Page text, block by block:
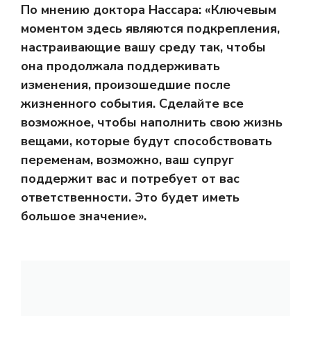
По мнению доктора Нассара: «Ключевым
моментом здесь являются подкрепления,
настраивающие вашу среду так, чтобы
она продолжала поддерживать
изменения, произошедшие после
жизненного события. Сделайте все
возможное, чтобы наполнить свою жизнь
вещами, которые будут способствовать
переменам, возможно, ваш супруг
поддержит вас и потребует от вас
ответственности. Это будет иметь
большое значение».